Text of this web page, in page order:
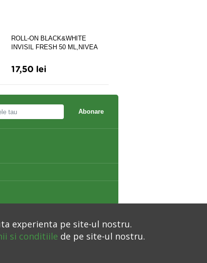
ROLL-ON BLACK&WHITE
INVISIL FRESH 50 ML,NIVEA
17,50 lei
Abonare
experienta pe site-ul nostru.
si conditiile de pe site-ul nostru.